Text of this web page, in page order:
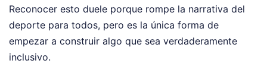
Reconocer esto duele porque rompe la narrativa del
deporte para todos, pero es la única forma de
empezar a construir algo que sea verdaderamente
inclusivo.